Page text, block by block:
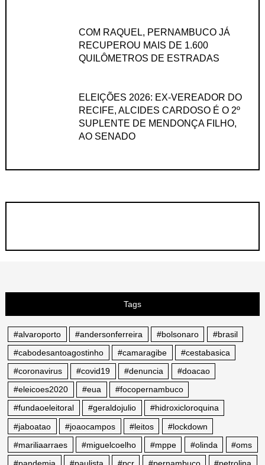
COM RAQUEL, PERNAMBUCO JÁ
RECUPEROU MAIS DE 1.600
QUILÔMETROS DE ESTRADAS
ELEIÇÕES 2026: EX-VEREADOR DO
RECIFE, ALCIDES CARDOSO É O 2º
SUPLENTE DE MENDONÇA FILHO,
AO SENADO
Tags
#alvaroporto #andersonferreira #bolsonaro
#brasil
#cabodesantoagostinho
#camaragibe
#cestabasica
#coronavirus
#covid19 #denuncia
#doacao
#eleicoes2020
#eua
#focopernambuco
#fundaoeleitoral
#geraldojulio
#hidroxicloroquina
#jaboatao
#joaocampos #leitos
#lockdown
#mariliaarraes
#miguelcoelho #mppe #olinda
#oms
#pandemia
#paulista #pcr #pernambuco #petrolina